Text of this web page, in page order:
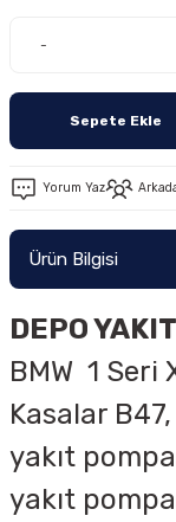
-
Sepete Ekle
Yorum Yaz
Ürün Bilgisi
DEPO
BMW 1 Seri
Kasalar
yakıt
yakıt